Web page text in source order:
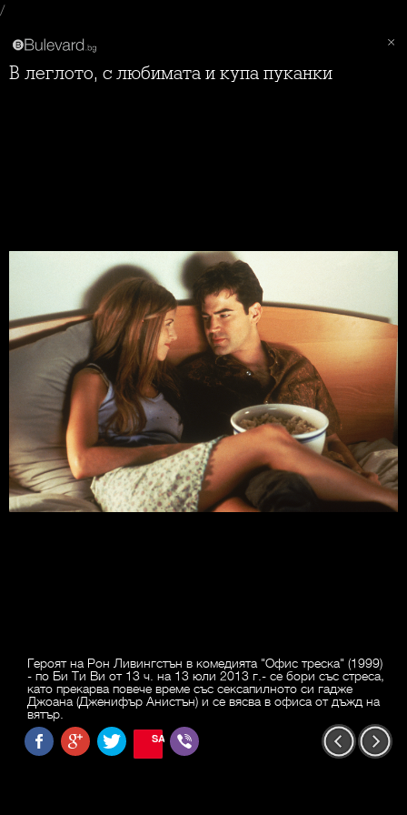
/
В леглото, с любимата и купа пуканки
Героят на Рон Ливингстън в комедията "Офис треска" (1999)
- по Би Ти Ви от 13 ч. на 13 юли 2013 г.- се бори със стреса,
като прекарва повече време със сексапилното си гадже
Джоана (Дженифър Анистън) и се вясва в офиса от дъжд на
вятър.
SAVE